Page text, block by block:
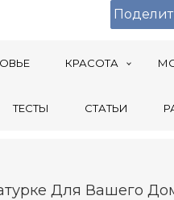
КРАСОТА
ТЕСТЫ СТАТЬИ
Для Вашего